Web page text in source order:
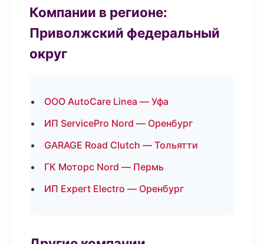
Компании в регионе:
Приволжский федеральный
округ
ООО AutoCare Linea — Уфа
ИП ServicePro Nord — Оренбург
GARAGE Road Clutch — Тольятти
ГК Моторс Nord — Пермь
ИП Expert Electro — Оренбург